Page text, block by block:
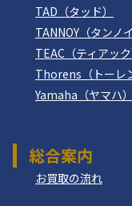
TAD（タッド）
TANNOY（タンノイ
TEAC（ティアック
Thorens（トーレ
Yamaha（ヤマハ）
総合案内
お買取の流れ